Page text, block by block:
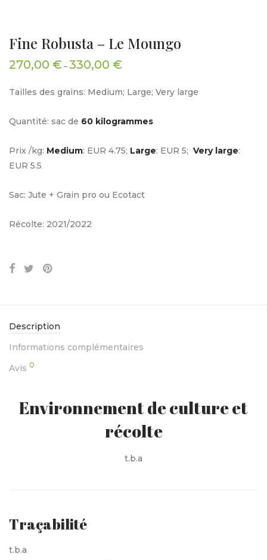
Fine Robusta – Le Moungo
270,00 € – 330,00 €
Tailles des grains: Medium; Large; Very large
Quantité: sac de 60 kilogrammes
Prix /kg: Medium: EUR 4.75; Large: EUR 5; Very large:
EUR 5.5
Sac: Jute + Grain pro ou Ecotact
Récolte: 2021/2022
Description
Informations complémentaires
Avis 0
Environnement de culture et
récolte
t.b.a
Traçabilité
t.b.a